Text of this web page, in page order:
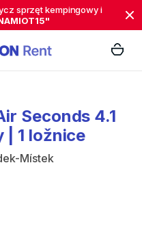
sprzęt kempingowy i
Seconds 4.1
1 ložnice
Místek